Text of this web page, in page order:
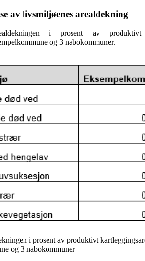
av livsmiljøenes arealdekning
i prosent av produktivt
og 3 nabokommuner.
i prosent av produktivt
og 3 nabokommuner